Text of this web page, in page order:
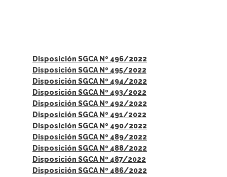
Disposición SGCA Nº 496/2022
Disposición SGCA Nº 495/2022
Disposición SGCA Nº 494/2022
Disposición SGCA Nº 493/2022
Disposición SGCA Nº 492/2022
Disposición SGCA Nº 491/2022
Disposición SGCA Nº 490/2022
Disposición SGCA Nº 489/2022
Disposición SGCA Nº 488/2022
Disposición SGCA Nº 487/2022
Disposición SGCA Nº 486/2022